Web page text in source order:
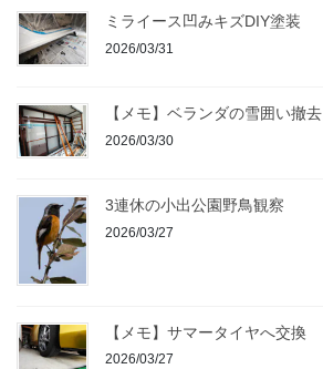
ミライース凹みキズDIY塗装
2026/03/31
【メモ】ベランダの雪囲い撤去
2026/03/30
3連休の小出公園野鳥観察
2026/03/27
【メモ】サマータイヤへ交換
2026/03/27